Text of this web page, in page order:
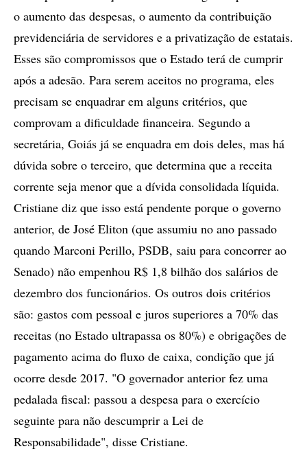
o aumento das despesas, o aumento da contribuição
previdenciária de servidores e a privatização de estatais.
Esses são compromissos que o Estado terá de cumprir
após a adesão. Para serem aceitos no programa, eles
precisam se enquadrar em alguns critérios, que
comprovam a dificuldade financeira. Segundo a
secretária, Goiás já se enquadra em dois deles, mas há
dúvida sobre o terceiro, que determina que a receita
corrente seja menor que a dívida consolidada líquida.
Cristiane diz que isso está pendente porque o governo
anterior, de José Eliton (que assumiu no ano passado
quando Marconi Perillo, PSDB, saiu para concorrer ao
Senado) não empenhou R$ 1,8 bilhão dos salários de
dezembro dos funcionários. Os outros dois critérios
são: gastos com pessoal e juros superiores a 70% das
receitas (no Estado ultrapassa os 80%) e obrigações de
pagamento acima do fluxo de caixa, condição que já
ocorre desde 2017. "O governador anterior fez uma
pedalada fiscal: passou a despesa para o exercício
seguinte para não descumprir a Lei de
Responsabilidade", disse Cristiane.